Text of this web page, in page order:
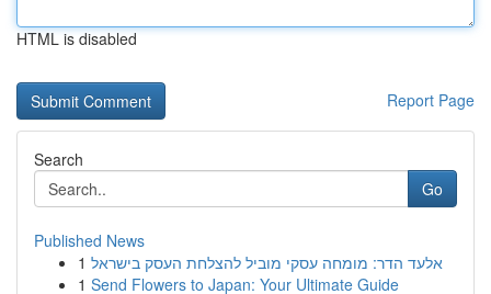
HTML is disabled
Report Page
Search
Go
Published News
1 אלעד הדר: מומחה עסקי מוביל להצלחת העסק בישראל
1 Send Flowers to Japan: Your Ultimate Guide